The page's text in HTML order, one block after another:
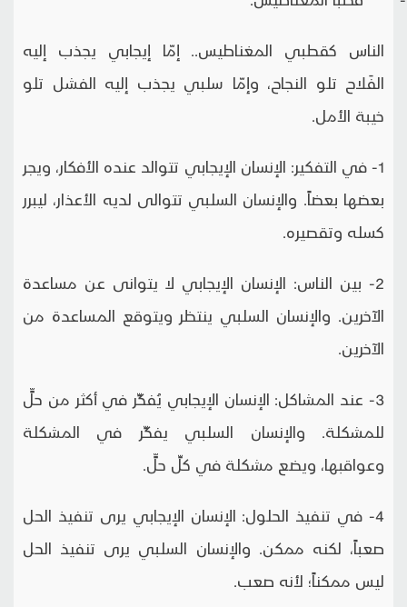
الناس كقطبي المغناطيس.. إمّا إيجابي يجذب إليه
الفَلاح تلو النجاح، وإمّا سلبي يجذب إليه الفشل تلو
خيبة الأمل.
1- في التفكير: الإنسان الإيجابي تتوالد عنده الأفكار، ويجر
بعضها بعضاً. والإنسان السلبي تتوالى لديه الأعذار، ليبرر
كسله وتقصيره.
2- بين الناس: الإنسان الإيجابي لا يتوانى عن مساعدة
الآخرين. والإنسان السلبي ينتظر ويتوقع المساعدة من
الآخرين.
3- عند المشاكل: الإنسان الإيجابي يُفكِّر في أكثر من حلٍّ
للمشكلة. والإنسان السلبي يفكِّر في المشكلة
وعواقبها، ويضع مشكلة في كلِّ حلٍّ.
4- في تنفيذ الحلول: الإنسان الإيجابي يرى تنفيذ الحل
صعباً، لكنه ممكن. والإنسان السلبي يرى تنفيذ الحل
ليس ممكناً؛ لأنه صعب.